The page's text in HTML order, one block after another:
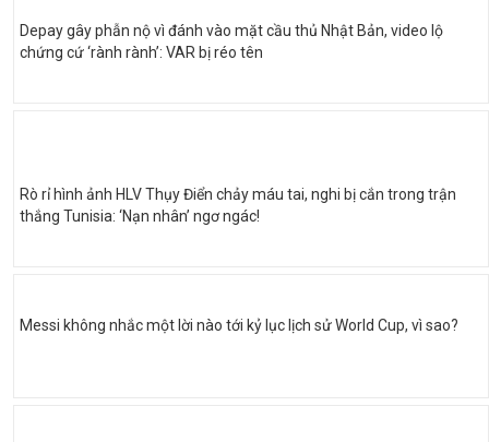
Depay gây phẫn nộ vì đánh vào mặt cầu thủ Nhật Bản, video lộ
chứng cứ ‘rành rành’: VAR bị réo tên
Rò rỉ hình ảnh HLV Thụy Điển chảy máu tai, nghi bị cắn trong trận
thắng Tunisia: ‘Nạn nhân’ ngơ ngác!
Messi không nhắc một lời nào tới kỷ lục lịch sử World Cup, vì sao?